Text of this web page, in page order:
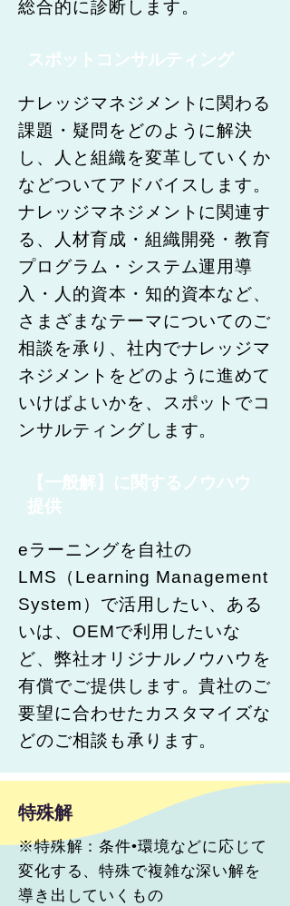
総合的に診断します。
スポットコンサルティング
ナレッジマネジメントに関わる
課題・疑問をどのように解決
し、人と組織を変革していくか
などついてアドバイスします。
ナレッジマネジメントに関連す
る、人材育成・組織開発・教育
プログラム・システム運用導
入・人的資本・知的資本など、
さまざまなテーマについてのご
相談を承り、社内でナレッジマ
ネジメントをどのように進めて
いけばよいかを、スポットでコ
ンサルティングします。
【一般解】に関するノウハウ
提供
eラーニングを自社の
LMS（Learning Management
System）で活用したい、ある
いは、OEMで利用したいな
ど、弊社オリジナルノウハウを
有償でご提供します。貴社のご
要望に合わせたカスタマイズな
どのご相談も承ります。
特殊解
※特殊解：条件•環境などに応じて
変化する、特殊で複雑な深い解を
導き出していくもの